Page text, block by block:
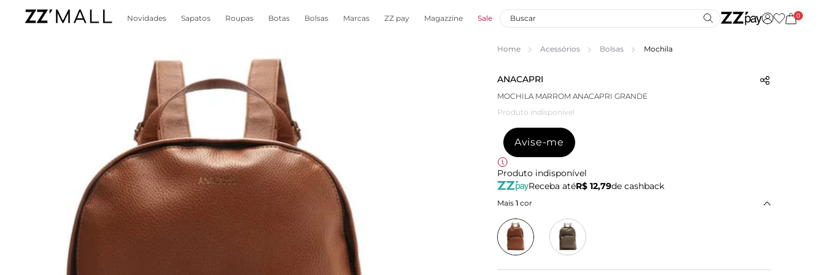
Novidades Sapatos Roupas Botas Bolsas Marcas ZZ pay Magazzine Sale 0
Home Acessórios Bolsas Mochila
ANACAPRI
MOCHILA MARROM ANACAPRI GRANDE
Produto indisponível
Avise-me
Produto indisponível
Receba atéR$ 12,79de cashback
Mais 1 cor